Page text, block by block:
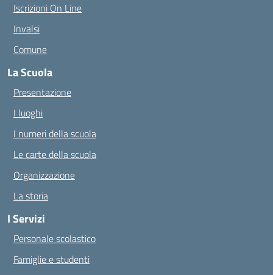
Iscrizioni On Line
Invalsi
Comune
La Scuola
Presentazione
I luoghi
I numeri della scuola
Le carte della scuola
Organizzazione
La storia
I Servizi
Personale scolastico
Famiglie e studenti